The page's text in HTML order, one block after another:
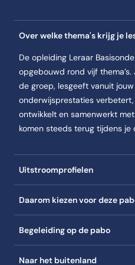
Ook maak je
Jaar 2
In jaar 2, semester 1 van de
Semester 1
In jaar 2, semester 1 van de
Je leert gedifferentieerd
Je werkt planmatig en
Zo creëer je een veilig,
Semester 2
In jaar 2, semester 2 van de
Je verdiept je in de
Je voert gesprekken met
Over welke thema's krijg je
De opleiding Leraar
opgebouwd rond vijf
de groep, lesgeeft vanuit
onderwijsprestaties
ontwikkelt en samenwerkt
komen steeds terug tijdens je
Uitstroomprofielen
Daarom kiezen voor deze
Begeleiding op de pabo
Naar het buitenland